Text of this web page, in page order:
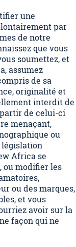
une
par
de notre
que vous
soumettez, et
assumez
de sa
originalité et
interdit de
de celui-ci
menaçant,
ou
Africa se
ou modifier les
ou des marques,
et vous
avoir sur la
façon qui ne